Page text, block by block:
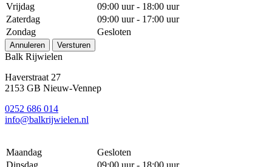
Vrijdag
09:00 uur - 18:00 uur
Zaterdag
09:00 uur - 17:00 uur
Zondag
Gesloten
Annuleren Versturen
Balk Rijwielen
Haverstraat 27
2153 GB Nieuw-Vennep
0252 686 014
info@balkrijwielen.nl
Maandag
Gesloten
Dinsdag
09:00 uur - 18:00 uur